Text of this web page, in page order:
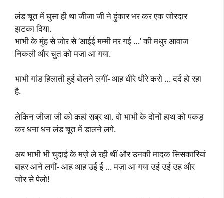
लंड चूत में घुसा ही था जीजा जी ने हुंकार भर कर एक जोरदार
झटका दिया.
भाभी के मुंह से जोर से ‘आईई मम्मी मर गई …’ की मधुर आवाज
निकली और चुत को मजा आ गया.
भाभी गांड हिलाती हुई बोलने लगीं- आह धीरे धीरे करो … दर्द हो रहा
है.
लेकिन जीजा जी को कहां सब्र था. वो भाभी के दोनों हाथ को पकड़
कर धना धन लंड चूत में डालने लगे.
अब भाभी भी चुदाई के मज़े ले रही थीं और उनकी मादक सिसकारियां
बाहर आने लगीं- आह आह उई ई … मज़ा आ गया उई उई उह और
जोर से पेलो!